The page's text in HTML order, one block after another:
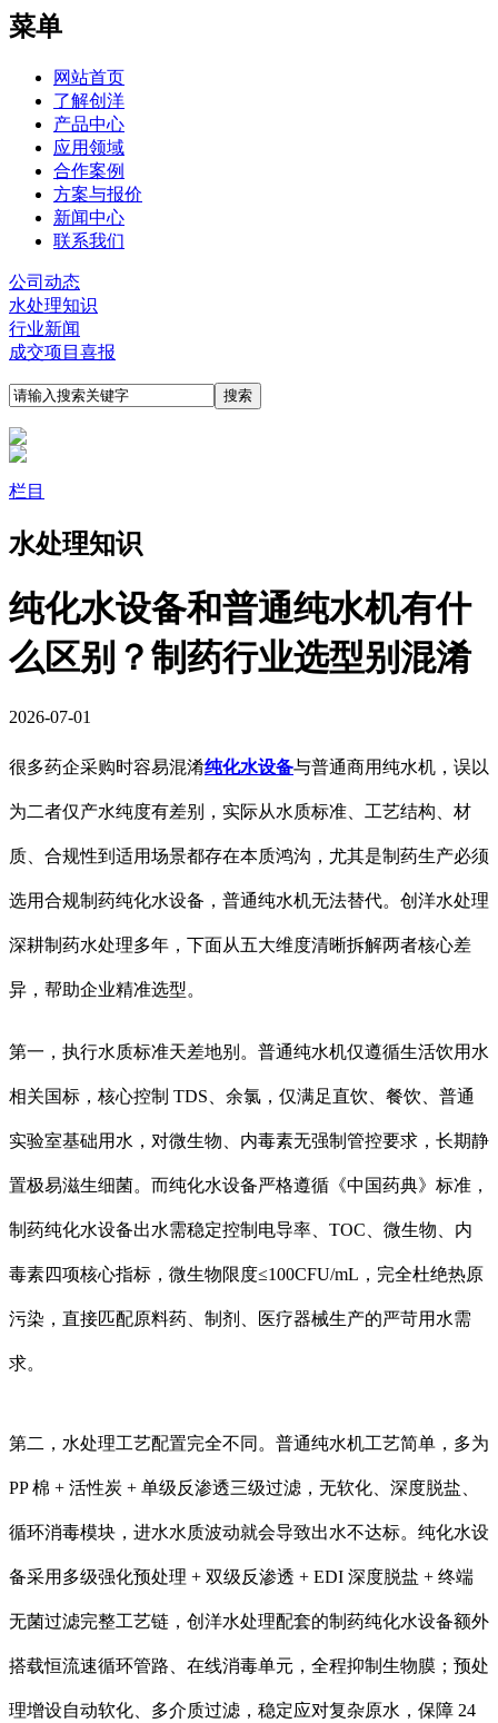
菜单
网站首页
了解创洋
产品中心
应用领域
合作案例
方案与报价
新闻中心
联系我们
公司动态
水处理知识
行业新闻
成交项目喜报
栏目
水处理知识
​纯化水设备和普通纯水机有什
么区别？制药行业选型别混淆
2026-07-01
很多药企采购时容易混淆纯化水设备与普通商用纯水机，误以
为二者仅产水纯度有差别，实际从水质标准、工艺结构、材
质、合规性到适用场景都存在本质鸿沟，尤其是制药生产必须
选用合规制药纯化水设备，普通纯水机无法替代。创洋水处理
深耕制药水处理多年，下面从五大维度清晰拆解两者核心差
异，帮助企业精准选型。
第一，执行水质标准天差地别。普通纯水机仅遵循生活饮用水
相关国标，核心控制 TDS、余氯，仅满足直饮、餐饮、普通
实验室基础用水，对微生物、内毒素无强制管控要求，长期静
置极易滋生细菌。而纯化水设备严格遵循《中国药典》标准，
制药纯化水设备出水需稳定控制电导率、TOC、微生物、内
毒素四项核心指标，微生物限度≤100CFU/mL，完全杜绝热原
污染，直接匹配原料药、制剂、医疗器械生产的严苛用水需
求。
第二，水处理工艺配置完全不同。普通纯水机工艺简单，多为
PP 棉 + 活性炭 + 单级反渗透三级过滤，无软化、深度脱盐、
循环消毒模块，进水水质波动就会导致出水不达标。纯化水设
备采用多级强化预处理 + 双级反渗透 + EDI 深度脱盐 + 终端
无菌过滤完整工艺链，创洋水处理配套的制药纯化水设备额外
搭载恒流速循环管路、在线消毒单元，全程抑制生物膜；预处
理增设自动软化、多介质过滤，稳定应对复杂原水，保障 24